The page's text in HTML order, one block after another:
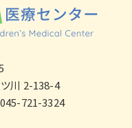
川 2-138-4
721-3324